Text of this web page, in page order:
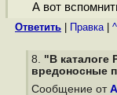
А вот
Ответить Правка|
8. "В каталоге
вредоносные
Сообщение от